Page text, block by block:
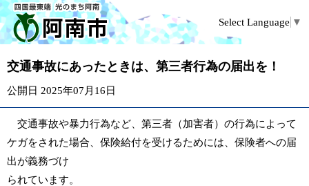
Select Language ▼
交通事故にあったときは、第三者行為の届出を！
公開日 2025年07月16日
交通事故や暴力行為など、第三者（加害者）の行為によって
ケガをされた場合、保険給付を受けるためには、保険者への届
出が義務づけ
られています。